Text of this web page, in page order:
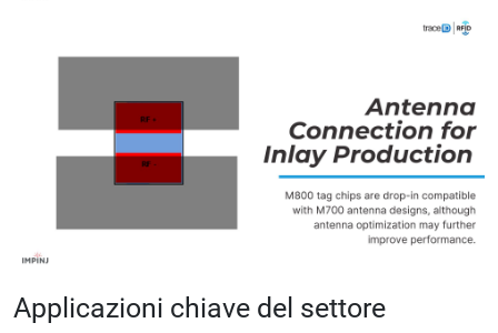
Applicazioni chiave del settore